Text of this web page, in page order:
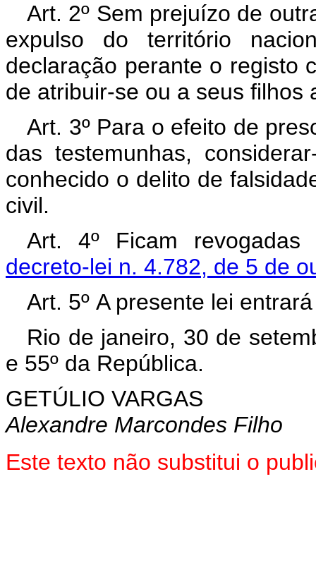
Art. 2º Sem prejuízo de
expulso do território
declaração perante o registo
de atribuir-se ou a seus filhos
Art. 3º Para o efeito de
das testemunhas,
conhecido o delito de
civil.
Art. 4º Ficam
decreto-lei n. 4.782, de 5 de
Art. 5º A presente lei
Rio de janeiro, 30 de
e 55º da República.
GETÚLIO VARGAS
Alexandre Marcondes Filho
Este texto não substitui o